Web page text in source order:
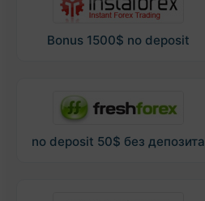
Bonus 1500$ no deposit
no deposit 50$ без депозита